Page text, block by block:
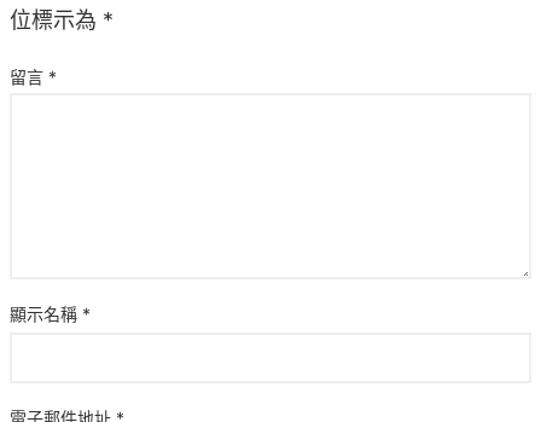
位標示為 *
留言 *
顯示名稱 *
電子郵件地址 *